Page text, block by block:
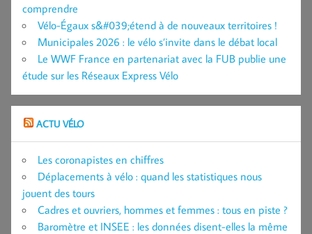
comprendre
Vélo-Égaux s&#039;étend à de nouveaux territoires !
Municipales 2026 : le vélo s’invite dans le débat local
Le WWF France en partenariat avec la FUB publie une
étude sur les Réseaux Express Vélo
ACTU VÉLO
Les coronapistes en chiffres
Déplacements à vélo : quand les statistiques nous
jouent des tours
Cadres et ouvriers, hommes et femmes : tous en piste ?
Baromètre et INSEE : les données disent-elles la même